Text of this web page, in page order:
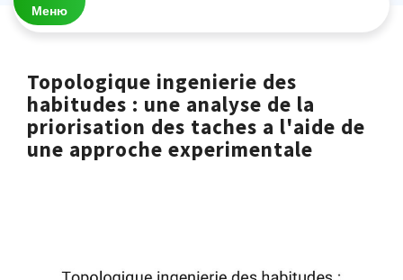
Меню
Topologique ingenierie des
habitudes : une analyse de la
priorisation des taches a l'aide de
une approche experimentale